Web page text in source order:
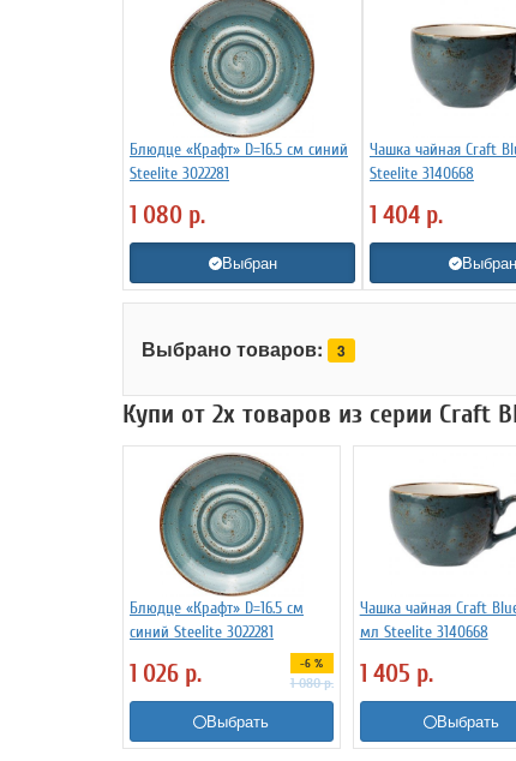
Блюдце «Крафт» D=16.5 см синий
Steelite 3022281
1 080 р.
Выбран
Чашка чайная Craft
Steelite 3140668
1 404 р.
Выбран
Выбрано товаров: 3
Купи от 2х товаров из серии Craft
Блюдце «Крафт» D=16.5 см
синий Steelite 3022281
1 026 р. -6 %
1 080р.
Выбрать
Чашка чайная Craft
мл Steelite 3140668
1 405 р.
Выбрать